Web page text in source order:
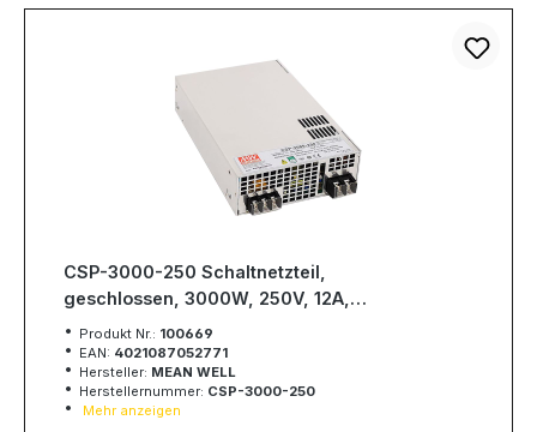
CSP-3000-250 Schaltnetzteil,
geschlossen, 3000W, 250V, 12A,
MEAN WELL
Produkt Nr.: 100669
EAN: 4021087052771
Hersteller: MEAN WELL
Herstellernummer: CSP-3000-250
Mehr anzeigen